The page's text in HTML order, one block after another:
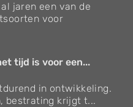
jaren een van de
voor
tijd is voor een...
in ontwikkeling.
bestrating krijgt t...